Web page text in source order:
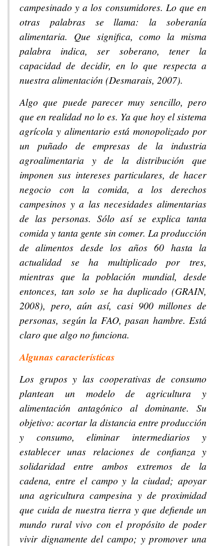
campesinado y a los consumidores. Lo que en
otras palabras se llama: la soberanía
alimentaria. Que significa, como la misma
palabra indica, ser soberano, tener la
capacidad de decidir, en lo que respecta a
nuestra alimentación (Desmarais, 2007).
Algo que puede parecer muy sencillo, pero
que en realidad no lo es. Ya que hoy el sistema
agrícola y alimentario está monopolizado por
un puñado de empresas de la industria
agroalimentaria y de la distribución que
imponen sus intereses particulares, de hacer
negocio con la comida, a los derechos
campesinos y a las necesidades alimentarias
de las personas. Sólo así se explica tanta
comida y tanta gente sin comer. La producción
de alimentos desde los años 60 hasta la
actualidad se ha multiplicado por tres,
mientras que la población mundial, desde
entonces, tan solo se ha duplicado (GRAIN,
2008), pero, aún así, casi 900 millones de
personas, según la FAO, pasan hambre. Está
claro que algo no funciona.
Algunas características
Los grupos y las cooperativas de consumo
plantean un modelo de agricultura y
alimentación antagónico al dominante. Su
objetivo: acortar la distancia entre producción
y consumo, eliminar intermediarios y
establecer unas relaciones de confianza y
solidaridad entre ambos extremos de la
cadena, entre el campo y la ciudad; apoyar
una agricultura campesina y de proximidad
que cuida de nuestra tierra y que defiende un
mundo rural vivo con el propósito de poder
vivir dignamente del campo; y promover una